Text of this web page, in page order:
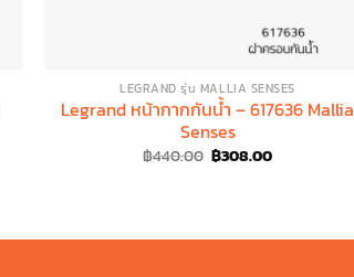
LEGRAND รุ่น MALLIA SENSES
Legrand หน้ากากกันน้ำ – 617636 Mallia
Senses
฿440.00 Original
price
฿308.00Current